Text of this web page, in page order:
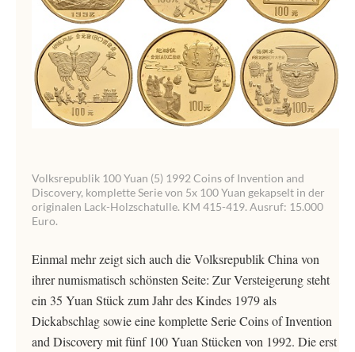
Volksrepublik 100 Yuan (5) 1992 Coins of Invention and
Discovery, komplette Serie von 5x 100 Yuan gekapselt in der
originalen Lack-Holzschatulle. KM 415-419. Ausruf: 15.000
Euro.
Einmal mehr zeigt sich auch die Volksrepublik China von
ihrer numismatisch schönsten Seite: Zur Versteigerung steht
ein 35 Yuan Stück zum Jahr des Kindes 1979 als
Dickabschlag sowie eine komplette Serie Coins of Invention
and Discovery mit fünf 100 Yuan Stücken von 1992. Die erst